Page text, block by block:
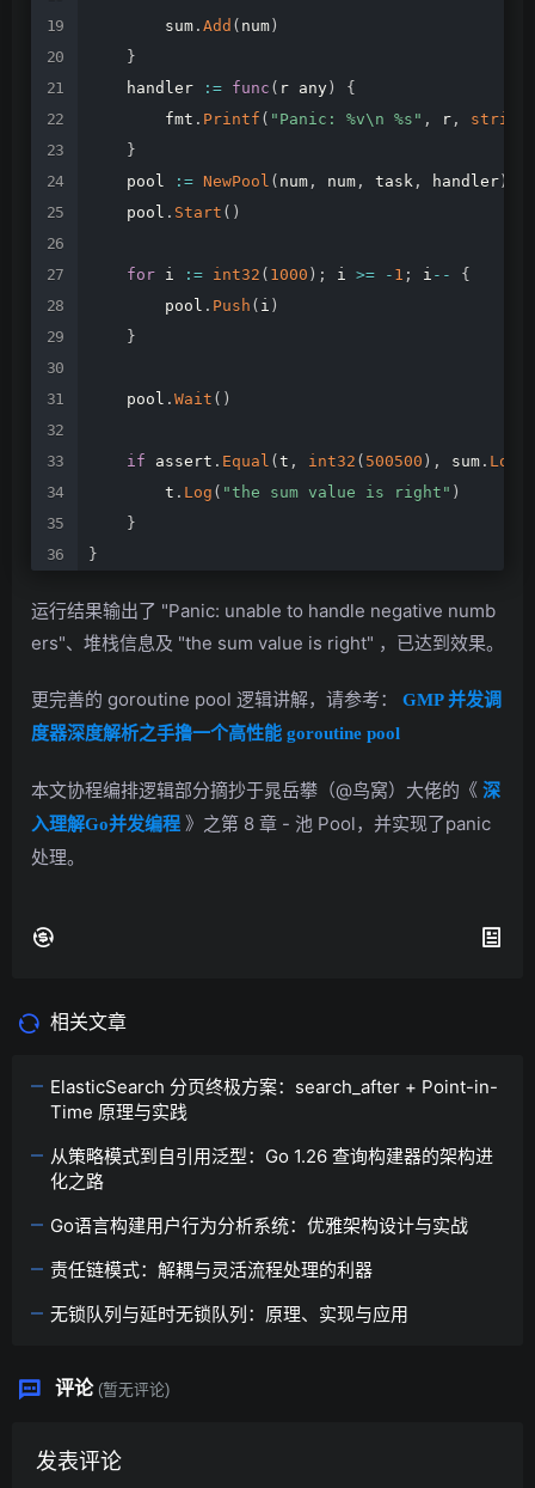
sum . Add ( num )
}
handler
:= func ( r any )
{
fmt . Printf ( "Panic: %v\n %s" , r , string
}
pool
:= NewPool ( num , num , task , handler )
pool . Start ( )
for i := int32 ( 1000 ) ; i >= - 1 ; i --
{
pool . Push ( i )
}
pool . Wait ( )
if assert . Equal ( t , int32 ( 500500 ) , sum . Load
t . Log ( "the sum value is right" )
}
}
运行结果输出了 "Panic: unable to handle negative numb
ers"、堆栈信息及 "the sum value is right" ，已达到效果。
更完善的 goroutine pool 逻辑讲解，请参考： GMP 并发调
度器深度解析之手撸一个高性能 goroutine pool
本文协程编排逻辑部分摘抄于晁岳攀（@鸟窝）大佬的《 深
入理解Go并发编程 》之第 8 章 - 池 Pool，并实现了panic
处理。
相关文章
ElasticSearch 分页终极方案：search_after + Point-in-
Time 原理与实践
从策略模式到自引用泛型：Go 1.26 查询构建器的架构进
化之路
Go语言构建用户行为分析系统：优雅架构设计与实战
责任链模式：解耦与灵活流程处理的利器
无锁队列与延时无锁队列：原理、实现与应用
评论 (暂无评论)
发表评论